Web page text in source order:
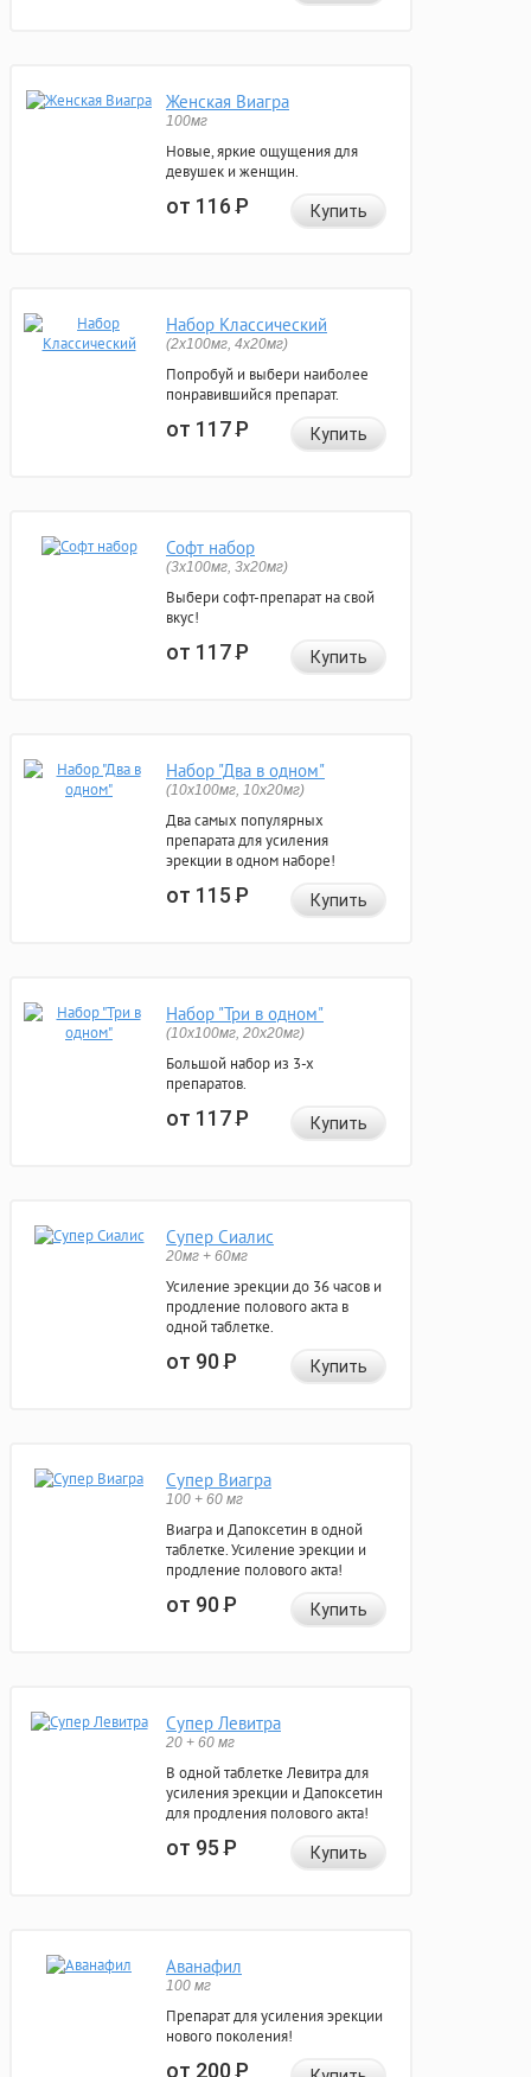
Женская Виагра
100мг
Новые, яркие ощущения для
девушек и женщин.
от 116Р Купить
Набор Классический
(2x100мг, 4x20мг)
Попробуй и выбери наиболее
понравившийся препарат.
от 117Р Купить
Софт набор
(3x100мг, 3x20мг)
Выбери софт-препарат на свой
вкус!
от 117Р Купить
Набор "Два в одном"
(10x100мг, 10x20мг)
Два самых популярных
препарата для усиления
эрекции в одном наборе!
от 115Р Купить
Набор "Три в одном"
(10x100мг, 20x20мг)
Большой набор из 3-х
препаратов.
от 117Р Купить
Супер Сиалис
20мг + 60мг
Усиление эрекции до 36 часов и
продление полового акта в
одной таблетке.
от 90Р Купить
Супер Виагра
100 + 60 мг
Виагра и Дапоксетин в одной
таблетке. Усиление эрекции и
продление полового акта!
от 90Р Купить
Супер Левитра
20 + 60 мг
В одной таблетке Левитра для
усиления эрекции и Дапоксетин
для продления полового акта!
от 95Р Купить
Аванафил
100 мг
Препарат для усиления эрекции
нового поколения!
от 200Р